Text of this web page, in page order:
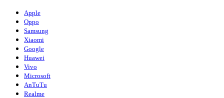
Apple
Oppo
Samsung
Xiaomi
Google
Huawei
Vivo
Microsoft
AnTuTu
Realme